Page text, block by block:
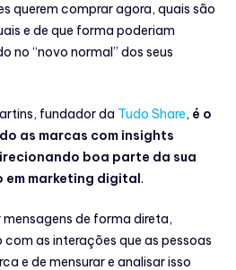
querem comprar agora, quais são
e de que forma poderiam
‘‘novo normal’’ dos seus
fundador da Tudo Share, é o
as marcas com insights
boa parte da sua
marketing digital .
de forma direta,
as interações que as pessoas
e de mensurar e analisar isso